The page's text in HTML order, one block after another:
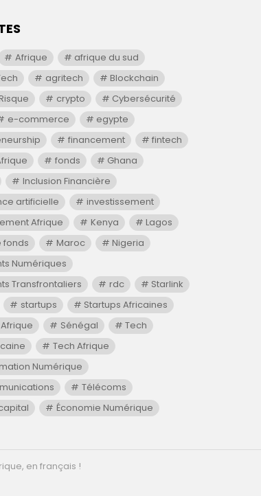
Afrique
afrique du sud
agritech
Blockchain
crypto
Cybersécurité
e-commerce
egypte
financement
fintech
fonds
Ghana
Inclusion Financière
artificielle
investissement
Afrique
Kenya
Lagos
fonds
Maroc
Nigeria
Numériques
Transfrontaliers
rdc
Starlink
startups
Startups Africaines
Sénégal
Tech
Tech Afrique
Numérique
Télécoms
Économie Numérique
en français !